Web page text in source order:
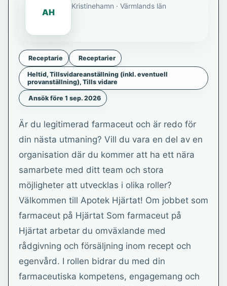
AH
Kristinehamn · Värmlands län
Receptarie Receptarier
Heltid, Tillsvidareanställning (inkl. eventuell
provanställning), Tills vidare
Ansök före 1 sep. 2026
Är du legitimerad farmaceut och är redo för
din nästa utmaning? Vill du vara en del av en
organisation där du kommer att ha ett nära
samarbete med ditt team och stora
möjligheter att utvecklas i olika roller?
Välkommen till Apotek Hjärtat! Om jobbet som
farmaceut på Hjärtat Som farmaceut på
Hjärtat arbetar du omväxlande med
rådgivning och försäljning inom recept och
egenvård. I rollen bidrar du med din
farmaceutiska kompetens, engagemang och